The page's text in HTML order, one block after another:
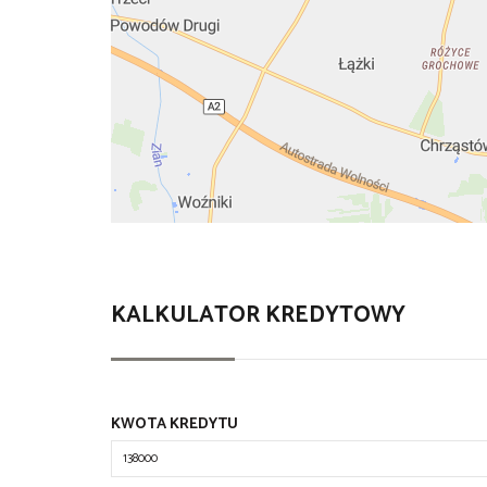
KALKULATOR KREDYTOWY
KWOTA KREDYTU